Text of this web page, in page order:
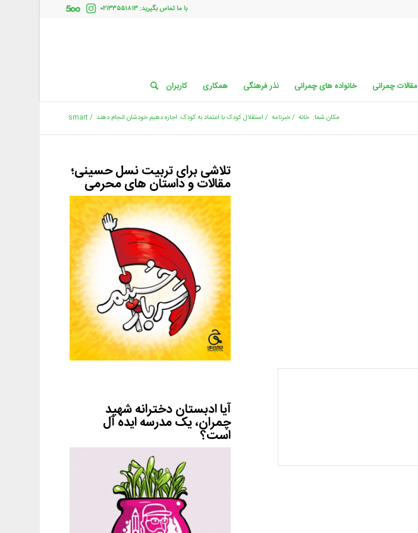
با ما تماس بگیرید: ۰۲۱۳۳۵۵۱۸۱۳
مقالات چمرانی خانواده های چمرانی نذر فرهنگی همکاری کاربران
مکان شما: خانه /خبرنامه / استقلال کودک با اعتماد به کودک: اجازه دهیم خودشان انجام دهند /
smart
تلاشی برای تربیت نسل حسینی؛
مقالات و داستان های محرمی
آیا ادبستان دخترانه شهید
چمران، یک مدرسه ایده آل
است؟